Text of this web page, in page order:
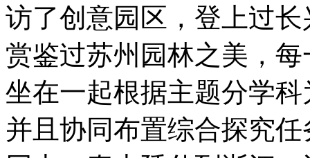
访了创意园区，登上过
赏鉴过苏州园林之美，
坐在一起根据主题分学
并且协同布置综合探究